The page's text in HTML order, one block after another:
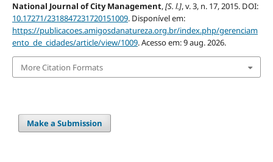
National Journal of City Management,[S. l.], v. 3, n. 17, 2015. DOI:
10.17271/2318847231720151009. Disponível em:
https://publicacoes.amigosdanatureza.org.br/index.php/gerenciam
ento_de_cidades/article/view/1009. Acesso em: 9 aug. 2026.
More Citation Formats
Make a Submission